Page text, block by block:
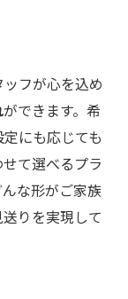
フが心を込め
ができます。希
にも応じても
て選べるプラ
な形がご家族
りを実現して